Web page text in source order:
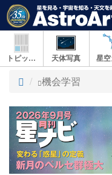
トピックス 天体写真
ト
プ
機会学習